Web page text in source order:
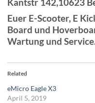
Euer E-Scooter, E
Board und
Wartung und
Related
eMicro Eagle X3
April 5, 2019